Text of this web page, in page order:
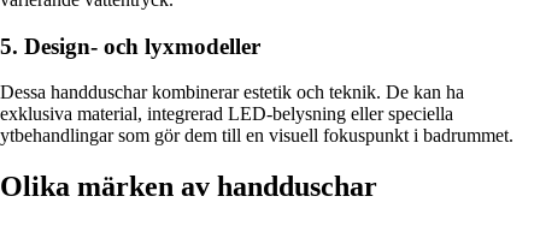
5. Design- och lyxmodeller
Dessa handduschar kombinerar estetik och teknik. De kan ha
exklusiva material, integrerad LED-belysning eller speciella
ytbehandlingar som gör dem till en visuell fokuspunkt i badrummet.
Olika märken av handduschar